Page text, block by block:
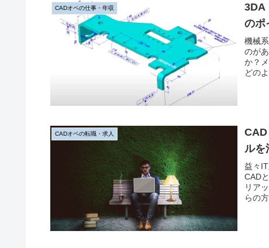
CADオペの仕事・年収
3DA
のポ
機械
のが
か？
どの
CADオペの転職・求人
ルを
益々
CAD
リア
らの